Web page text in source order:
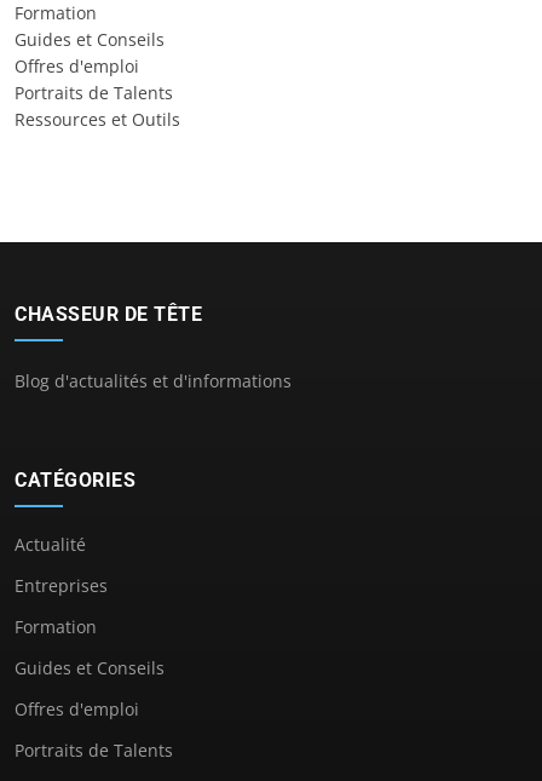
Formation
Guides et Conseils
Offres d'emploi
Portraits de Talents
Ressources et Outils
CHASSEUR DE TÊTE
Blog d'actualités et d'informations
CATÉGORIES
Actualité
Entreprises
Formation
Guides et Conseils
Offres d'emploi
Portraits de Talents